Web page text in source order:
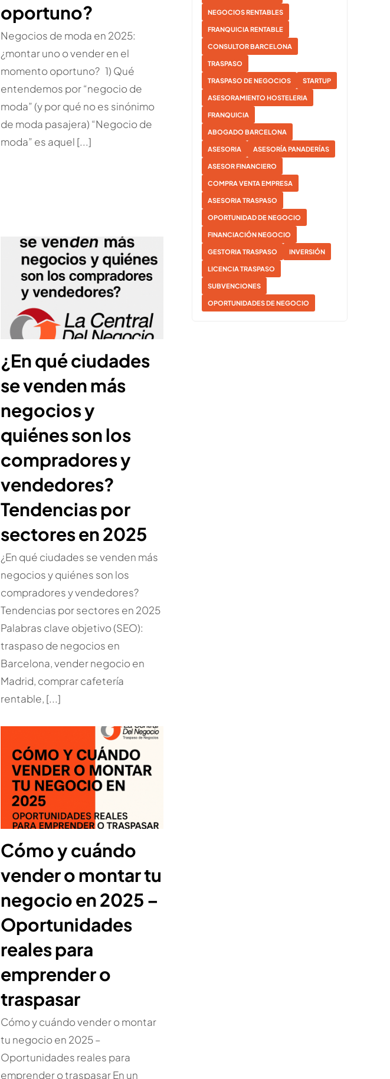
oportuno?
Negocios de moda en 2025:
¿montar uno o vender en el
momento oportuno? 1) Qué
entendemos por “negocio de
moda” (y por qué no es sinónimo
de moda pasajera) “Negocio de
moda” es aquel [...]
¿En qué ciudades
se venden más
negocios y
quiénes son los
compradores y
vendedores?
Tendencias por
sectores en 2025
¿En qué ciudades se venden más
negocios y quiénes son los
compradores y vendedores?
Tendencias por sectores en 2025
Palabras clave objetivo (SEO):
traspaso de negocios en
Barcelona, vender negocio en
Madrid, comprar cafetería
rentable, [...]
Cómo y cuándo
vender o montar tu
negocio en 2025 –
Oportunidades
reales para
emprender o
traspasar
Cómo y cuándo vender o montar
tu negocio en 2025 –
Oportunidades reales para
emprender o traspasar En un
NEGOCIOS RENTABLES
FRANQUICIA RENTABLE
CONSULTOR BARCELONA
TRASPASO
TRASPASO DE NEGOCIOS STARTUP
ASESORAMIENTO HOSTELERIA
FRANQUICIA
ABOGADO BARCELONA
ASESORIA ASESORÍA PANADERÍAS
ASESOR FINANCIERO
COMPRA VENTA EMPRESA
ASESORIA TRASPASO
OPORTUNIDAD DE NEGOCIO
FINANCIACIÓN NEGOCIO
GESTORIA TRASPASO INVERSIÓN
LICENCIA TRASPASO
SUBVENCIONES
OPORTUNIDADES DE NEGOCIO